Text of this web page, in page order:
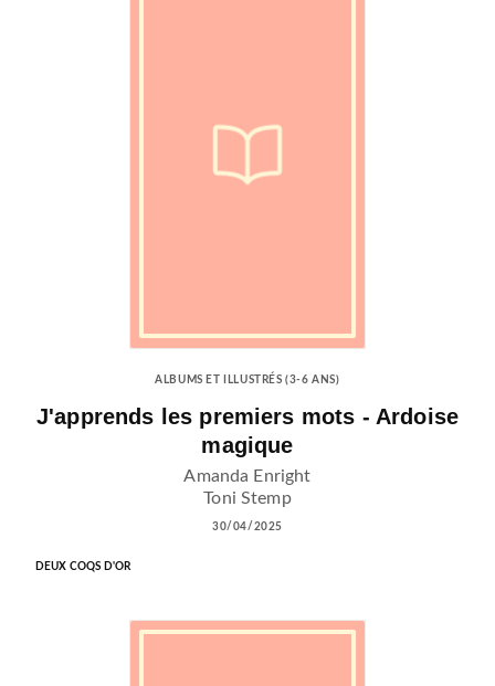
ALBUMS ET ILLUSTRÉS (3-6 ANS)
J'apprends les premiers mots - Ardoise
magique
Amanda Enright
Toni Stemp
30/04/2025
DEUX COQS D'OR